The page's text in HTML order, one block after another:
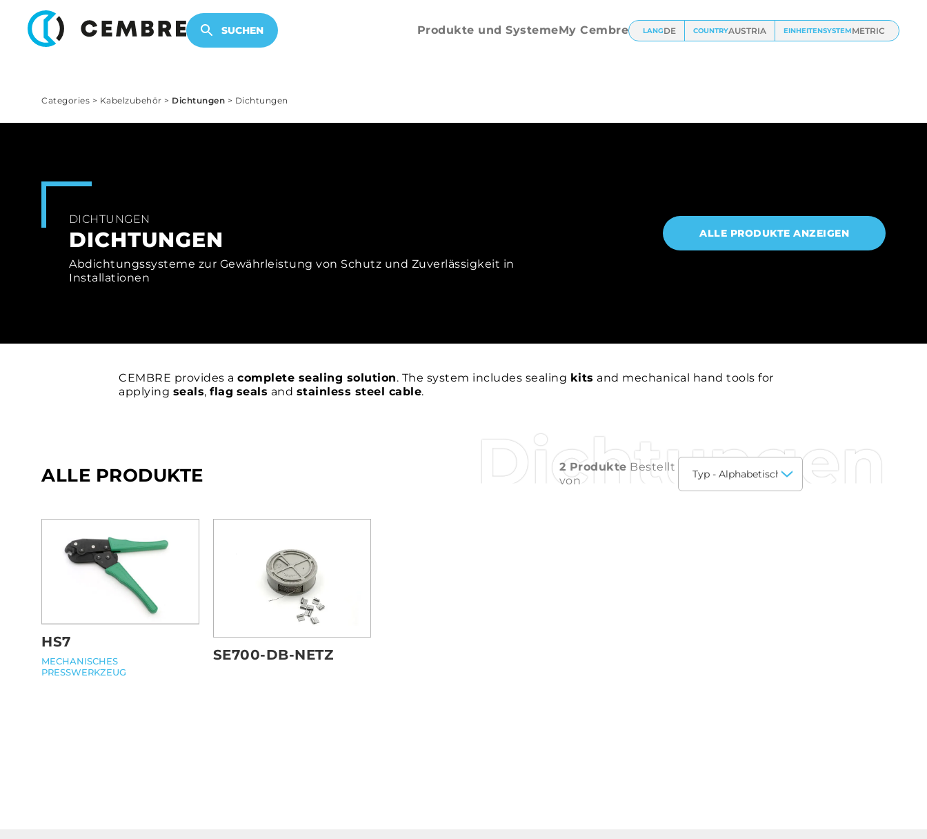
SUCHEN Produkte und SystemeMy Cembre LANGDE COUNTRYAUSTRIA EINHEITENSYSTEMMETRIC
ELEKTRONISCHE PRODUKTE
Categories > Kabelzubehör > Dichtungen > Dichtungen
DICHTUNGEN
DICHTUNGEN
Abdichtungssysteme zur Gewährleistung von Schutz und Zuverlässigkeit in
Installationen
ALLE PRODUKTE ANZEIGEN
CEMBRE provides a complete sealing solution. The system includes sealing kits and mechanical hand tools for
applying seals, flag seals and stainless steel cable.
ALLE PRODUKTE Dichtungen
2 Produkte Bestellt
von
HS7
MECHANISCHES
PRESSWERKZEUG
SE700-DB-NETZ